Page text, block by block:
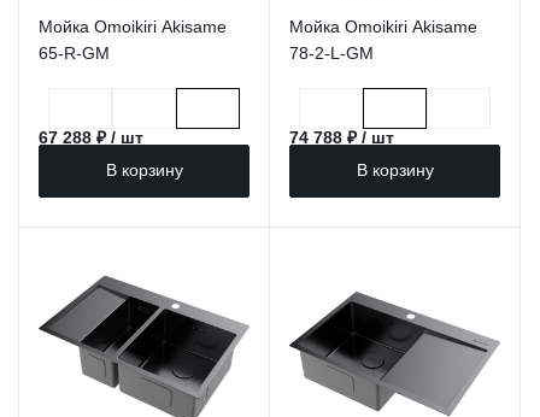
Мойка Omoikiri Akisame
65-R-GM
67 288 ₽ / шт
В корзину
Мойка Omoikiri Akisame
78-2-L-GM
74 788 ₽ / шт
В корзину